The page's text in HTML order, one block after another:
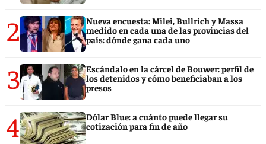
2
Nueva encuesta: Milei, Bullrich y Massa
medido en cada una de las provincias del
país: dónde gana cada uno
3
Escándalo en la cárcel de Bouwer: perfil de
los detenidos y cómo beneficiaban a los
presos
4
Dólar Blue: a cuánto puede llegar su
cotización para fin de año